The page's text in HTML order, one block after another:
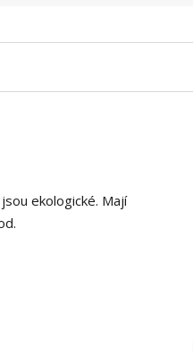
ekologické. Mají